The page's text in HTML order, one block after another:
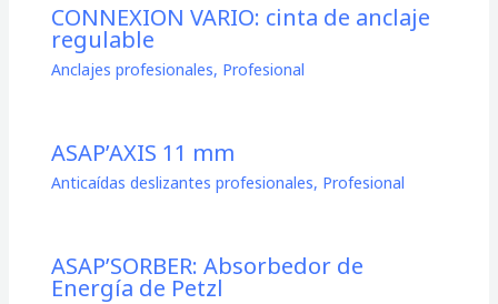
CONNEXION VARIO: cinta de anclaje
regulable
Anclajes profesionales, Profesional
ASAP’AXIS 11 mm
Anticaídas deslizantes profesionales, Profesional
ASAP’SORBER: Absorbedor de
Energía de Petzl